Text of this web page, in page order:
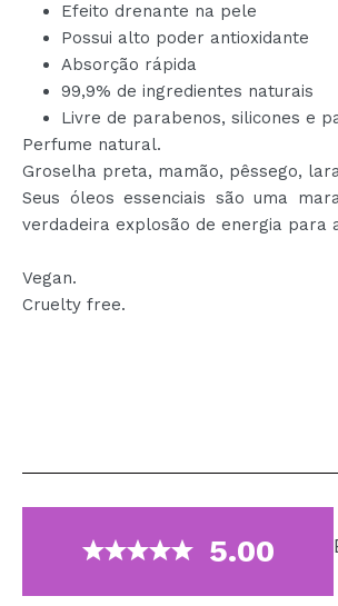
Efeito drenante na pele
Possui alto poder antioxidante
Absorção rápida
99,9% de ingredientes naturais
Livre de parabenos, silicones e
Perfume natural.
Groselha preta, mamão, pêssego,
Seus óleos essenciais são uma
verdadeira explosão de energia para
Vegan.
Cruelty free.
5.00